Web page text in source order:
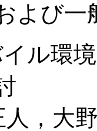
よび一
ル環
人，大